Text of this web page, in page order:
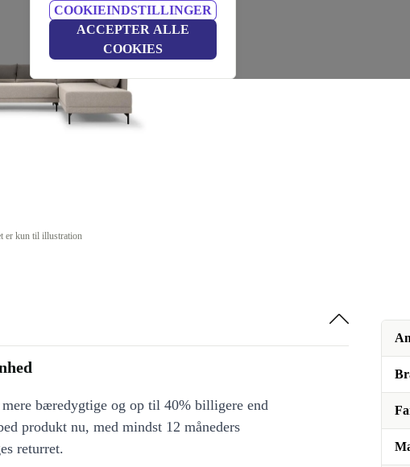
COOKIEINDSTILLINGER
ACCEPTER ALLE
COOKIES
er kun til illustration
bæredygtige og op til 40% billigere end
produkt nu, med mindst 12 måneders
returret.